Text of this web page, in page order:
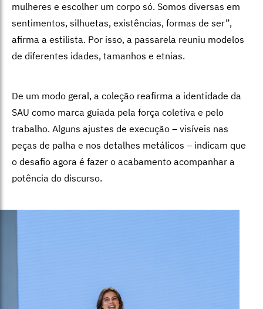
mulheres e escolher um corpo só. Somos diversas em
sentimentos, silhuetas, existências, formas de ser”,
afirma a estilista. Por isso, a passarela reuniu modelos
de diferentes idades, tamanhos e etnias.
De um modo geral, a coleção reafirma a identidade da
SAU como marca guiada pela força coletiva e pelo
trabalho. Alguns ajustes de execução – visíveis nas
peças de palha e nos detalhes metálicos – indicam que
o desafio agora é fazer o acabamento acompanhar a
potência do discurso.